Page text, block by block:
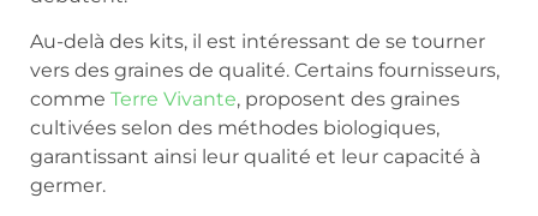
Au-delà des kits, il est intéressant de se tourner
vers des graines de qualité. Certains fournisseurs,
comme Terre Vivante, proposent des graines
cultivées selon des méthodes biologiques,
garantissant ainsi leur qualité et leur capacité à
germer.